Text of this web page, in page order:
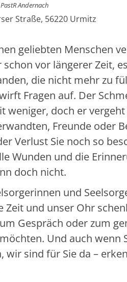
Andernach
Straße, 56220 Urmitz
geliebten Menschen
vor längerer Zeit,
die nicht mehr zu
Fragen auf. Der
weniger, doch er
Freunde oder
Verlust Sie noch so
Wunden und die
doch nicht.
und
Zeit und unser Ohr
Gespräch oder zum
Und auch
wir sind für Sie da –